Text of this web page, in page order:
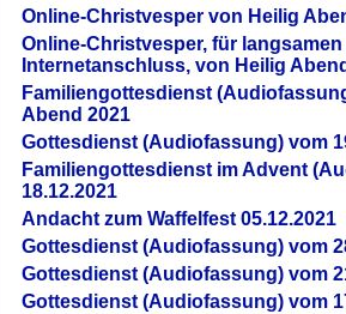
Online-Christvesper von Heilig
Online-Christvesper, für langsamen
Internetanschluss, von Heilig
Familiengottesdienst
Abend 2021
Gottesdienst (Audiofassung) vom
Familiengottesdienst im Advent
18.12.2021
Andacht zum Waffelfest 05.12.2021
Gottesdienst (Audiofassung) vom
Gottesdienst (Audiofassung) vom
Gottesdienst (Audiofassung) vom